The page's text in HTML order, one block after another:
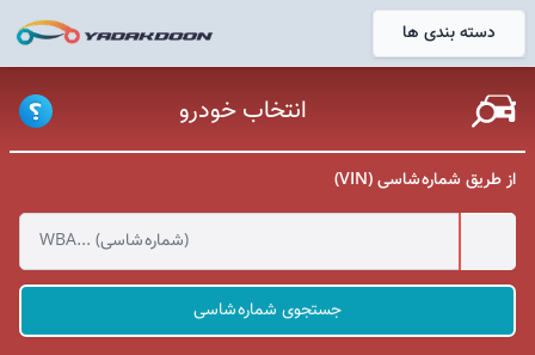
دسته بندی ها خانه
انتخاب خودرو
از طریق شماره شاسی (VIN)
جستجوی شماره شاسی